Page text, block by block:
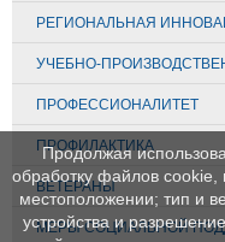
РЕГИОНАЛЬНАЯ
УЧЕБНО-
ПРОФЕССИОНАЛИТЕТ
ПРОФИЛАКТИКА
ВЕТЕРАНЫ
МЕРЫ СОЦИАЛЬНОЙ
Продолжая
обработку файлов cookie,
местоположении; тип и
устройства и